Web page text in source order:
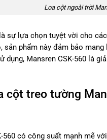
Loa cột ngoài trời
sự lựa chọn tuyệt vời cho
sản phẩm này đảm bảo
dụng, Mansren CSK-560 là
cột treo tường
560 có công suất mạnh mẽ